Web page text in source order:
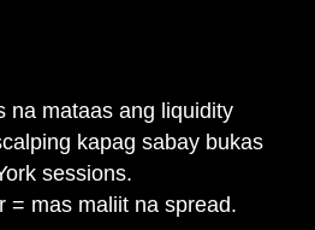
na mataas ang liquidity
kapag sabay bukas
sessions.
= mas maliit na spread.